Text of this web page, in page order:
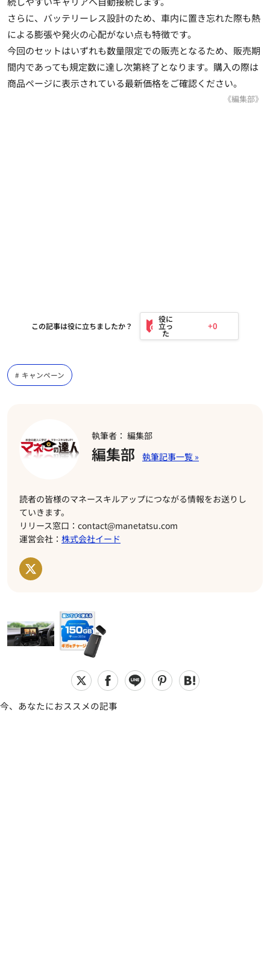
さらに、バッテリーレス設計のため、車内に置き忘れた際も熱
による膨張や発火の心配がない点も特徴です。
今回のセットはいずれも数量限定での販売となるため、販売期
間内であっても規定数に達し次第終了となります。購入の際は
商品ページに表示されている最新価格をご確認ください。
《編集部》
この記事は役に立ちましたか？ +0
キャンペーン
執筆者： 編集部
編集部
読者の皆様のマネースキルアップにつながる情報をお送りし
ていきます。
リリース窓口：contact@manetatsu.com
運営会社： 株式会社イード
今、あなたにおススメの記事